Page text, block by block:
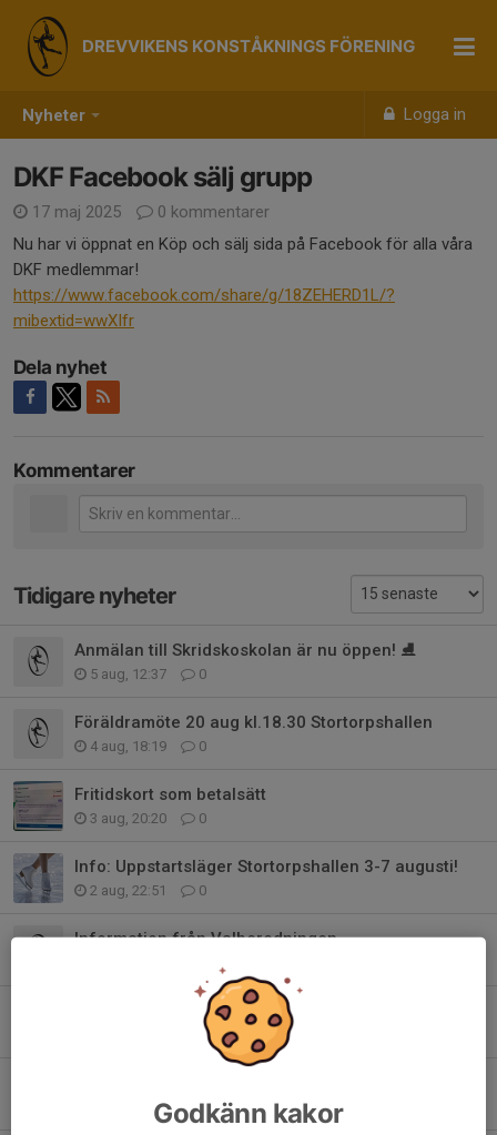
Nyheter Logga in
DREVVIKENS KONSTÅKNINGS FÖRENING
DKF Facebook sälj grupp
17 maj 2025
0 kommentarer
Nu har vi öppnat en Köp och sälj sida på Facebook för alla våra
DKF medlemmar!
https://www.facebook.com/share/g/18ZEHERD1L/?
mibextid=wwXIfr
Dela nyhet
Kommentarer
Tidigare nyheter
Anmälan till Skridskoskolan är nu öppen! ⛸️
5 aug, 12:37 0
Föräldramöte 20 aug kl.18.30 Stortorpshallen
4 aug, 18:19 0
Fritidskort som betalsätt
3 aug, 20:20 0
Info: Uppstartsläger Stortorpshallen 3-7 augusti!
2 aug, 22:51 0
Information från Valberedningen
0
25 jun, 09:27 0
Godkänn kakor